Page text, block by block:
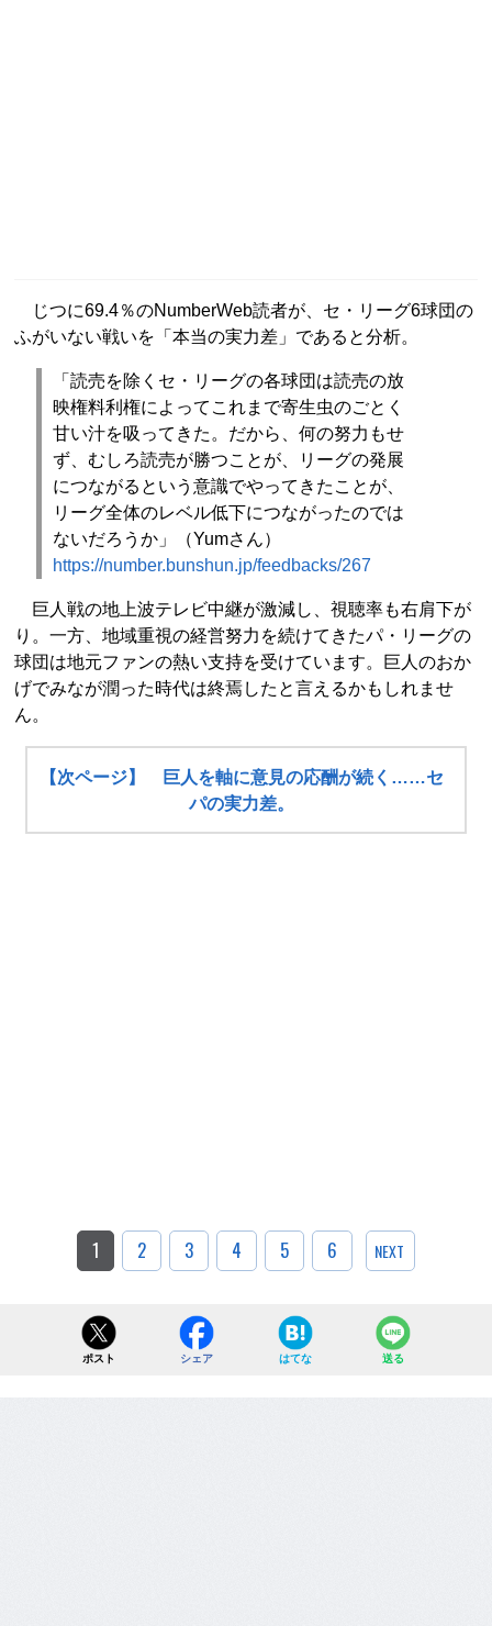
じつに69.4％のNumberWeb読者が、セ・リーグ6球団の
ふがいない戦いを「本当の実力差」であると分析。
「読売を除くセ・リーグの各球団は読売の放
映権料利権によってこれまで寄生虫のごとく
甘い汁を吸ってきた。だから、何の努力もせ
ず、むしろ読売が勝つことが、リーグの発展
につながるという意識でやってきたことが、
リーグ全体のレベル低下につながったのでは
ないだろうか」（Yumさん）
https://number.bunshun.jp/feedbacks/267
巨人戦の地上波テレビ中継が激減し、視聴率も右肩下が
り。一方、地域重視の経営努力を続けてきたパ・リーグの
球団は地元ファンの熱い支持を受けています。巨人のおか
げでみなが潤った時代は終焉したと言えるかもしれませ
ん。
【次ページ】 巨人を軸に意見の応酬が続く……セ
パの実力差。
1 2 3 4 5 6 NEXT
ポスト シェア はてな 送る